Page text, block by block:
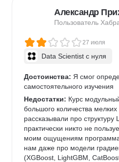
Александр
Пользователь
27 июля
Data Scientist с нуля
Достоинства: Я смог
самостоятельного изучения
Недостатки: Курс
большого количества
рассказывали про структуру
практически никто не
моим ощущениям программа
нам даже про модели
(XGBoost, LightGBM,